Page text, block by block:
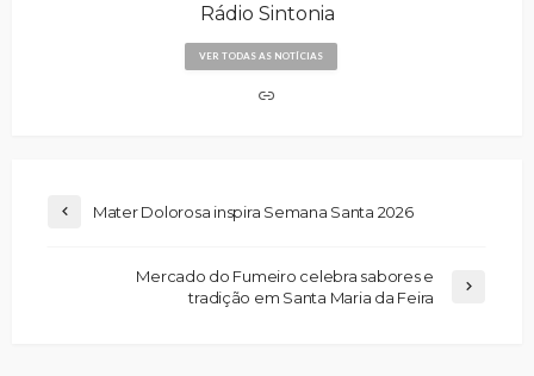
Rádio Sintonia
VER TODAS AS NOTÍCIAS
Mater Dolorosa inspira Semana Santa 2026
Mercado do Fumeiro celebra sabores e
tradição em Santa Maria da Feira